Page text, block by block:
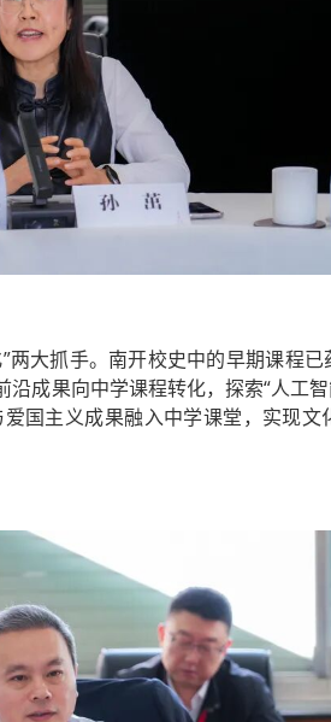
两大抓手。南开校史中的早期课程
成果向中学课程转化，探索“人工
国主义成果融入中学课堂，实现文